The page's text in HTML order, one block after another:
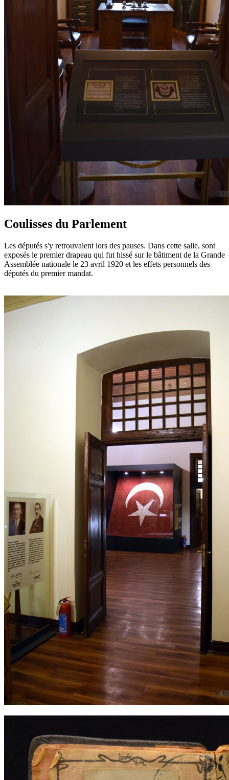
Coulisses du Parlement
Les députés s'y retrouvaient lors des pauses. Dans cette salle, sont
exposés le premier drapeau qui fut hissé sur le bâtiment de la Grande
Assemblée nationale le 23 avril 1920 et les effets personnels des
députés du premier mandat.